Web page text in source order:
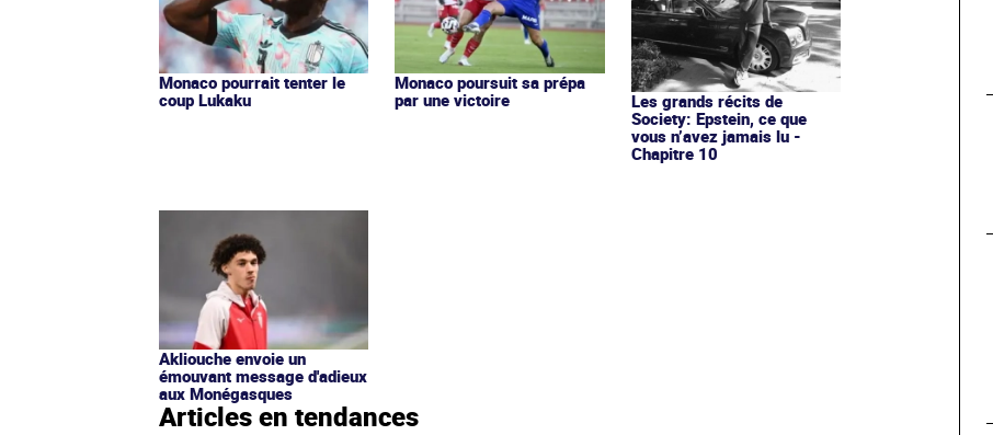
Monaco pourrait tenter le
coup Lukaku
Monaco poursuit sa prépa
par une victoire
Les grands récits de
Society: Epstein, ce que
vous n’avez jamais lu -
Chapitre 10
Akliouche envoie un
émouvant message d'adieux
aux Monégasques
Articles en tendances